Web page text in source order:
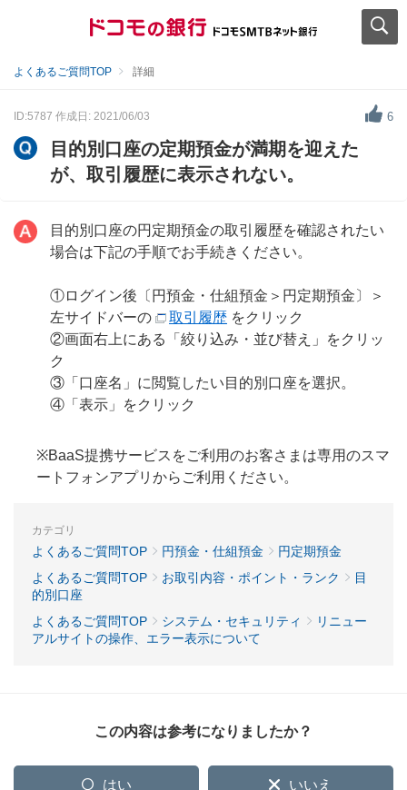
よくあるご質問TOP 詳細
ID:5787 作成日: 2021/06/03 6
目的別口座の定期預金が満期を迎えた
が、取引履歴に表示されない。
目的別口座の円定期預金の取引履歴を確認されたい
場合は下記の手順でお手続きください。
①ログイン後〔円預金・仕組預金＞円定期預金〕＞
左サイドバーの
取引履歴 をクリック
②画面右上にある「絞り込み・並び替え」をクリッ
ク
③「口座名」に閲覧したい目的別口座を選択。
④「表示」をクリック
※BaaS提携サービスをご利用のお客さまは専用のスマ
ートフォンアプリからご利用ください。
カテゴリ
よくあるご質問TOP 円預金・仕組預金
円定期預金
よくあるご質問TOP
お取引内容・ポイント・ランク
目
的別口座
よくあるご質問TOP
システム・セキュリティ
リニュー
アルサイトの操作、エラー表示について
この内容は参考になりましたか？
はい いいえ